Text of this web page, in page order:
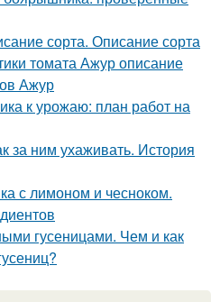
сорта. Описание сорта
томата Ажур описание
Ажур
к урожаю: план работ на
за ним ухаживать. История
с лимоном и чесноком.
гусеницами. Чем и как